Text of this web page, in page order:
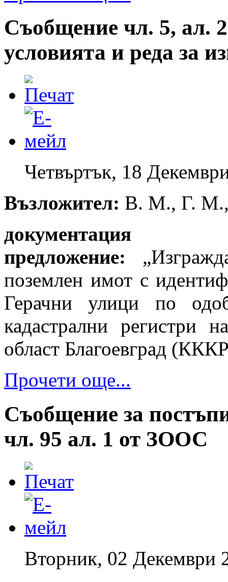
Съобщение чл. 5, ал.
условията и реда за
Четвъртък, 18
Възложител: В. М., Г.
документация
предложение:
поземлен имот с
Герачни улици по
кадастрални регистри
област Благоевград
Прочети още...
Съобщение за
чл. 95 ал. 1 от ЗООС
Вторник, 02 Декември